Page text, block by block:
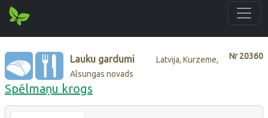
Nr20360
Lauku gardumi
Latvija, Kurzeme,
Alsungas novads
Spēlmaņu krogs